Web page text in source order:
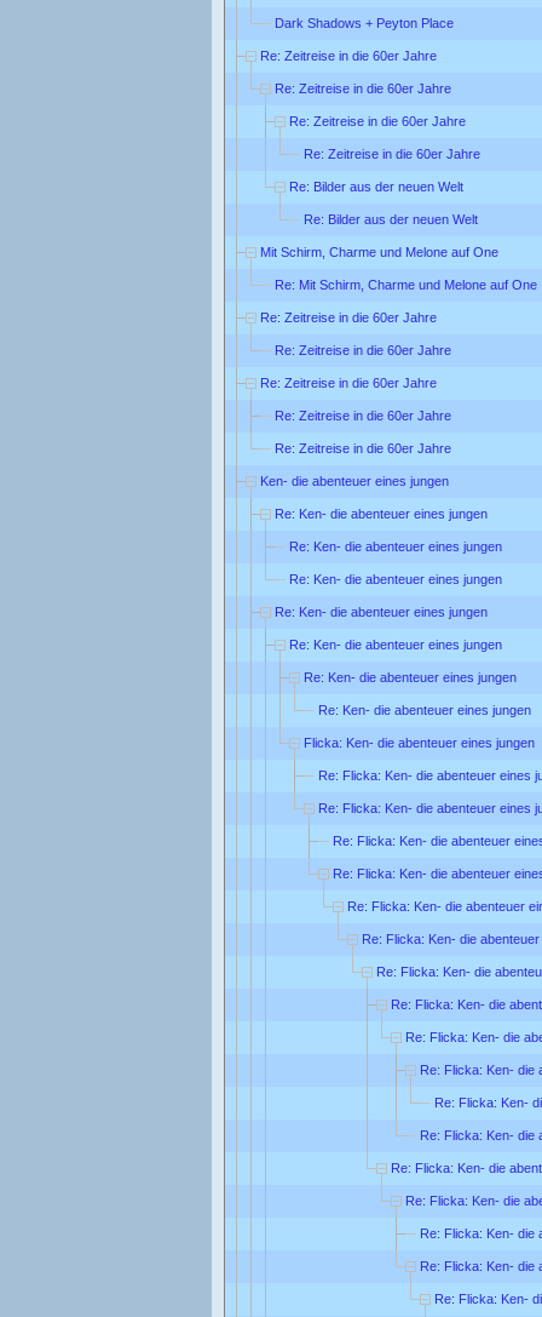
Dark Shadows + Peyton Place
Re: Zeitreise in die 60er Jahre
Re: Zeitreise in die 60er Jahre
Re: Zeitreise in die 60er Jahre
Re: Zeitreise in die 60er Jahre
Re: Bilder aus der neuen Welt
Re: Bilder aus der neuen Welt
Mit Schirm, Charme und Melone auf One
Re: Mit Schirm, Charme und Melone auf One
Re: Zeitreise in die 60er Jahre
Re: Zeitreise in die 60er Jahre
Re: Zeitreise in die 60er Jahre
Re: Zeitreise in die 60er Jahre
Re: Zeitreise in die 60er Jahre
Ken- die abenteuer eines jungen
Re: Ken- die abenteuer eines jungen
Re: Ken- die abenteuer eines jungen
Re: Ken- die abenteuer eines jungen
Re: Ken- die abenteuer eines jungen
Re: Ken- die abenteuer eines jungen
Re: Ken- die abenteuer eines jungen
Re: Ken- die abenteuer eines jungen
Flicka: Ken- die abenteuer eines jungen
Re: Flicka: Ken- die abenteuer eines
Re: Flicka: Ken- die abenteuer eines
Re: Flicka: Ken- die abenteuer
Re: Flicka: Ken- die abenteuer
Re: Flicka: Ken- die abenteuer
Re: Flicka: Ken- die
Re: Flicka: Ken- die
Re: Flicka: Ken- die
Re: Flicka: Ken- die
Re: Flicka: Ken- die
Re: Flicka: Ken-
Re: Flicka: Ken- die
Re: Flicka: Ken- die
Re: Flicka: Ken- die
Re: Flicka: Ken- die
Re: Flicka: Ken- die
Re: Flicka: Ken-